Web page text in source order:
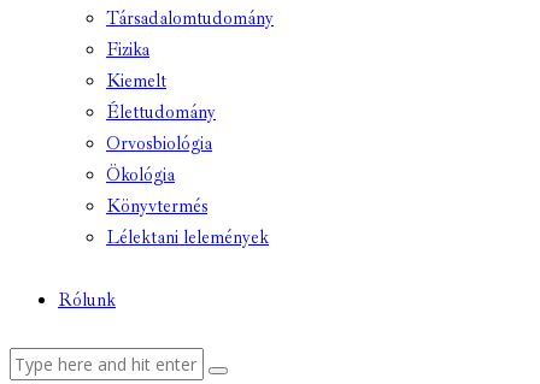
Társadalomtudomány
Fizika
Kiemelt
Élettudomány
Orvosbiológia
Ökológia
Könyvtermés
Lélektani lelemények
Rólunk